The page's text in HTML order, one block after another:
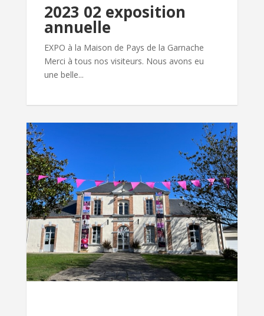
2023 02 exposition
annuelle
EXPO à la Maison de Pays de la Garnache
Merci à tous nos visiteurs. Nous avons eu
une belle...